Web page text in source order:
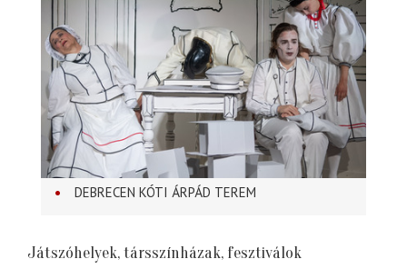
DEBRECEN KÓTI ÁRPÁD TEREM
Játszóhelyek, társszínházak, fesztiválok